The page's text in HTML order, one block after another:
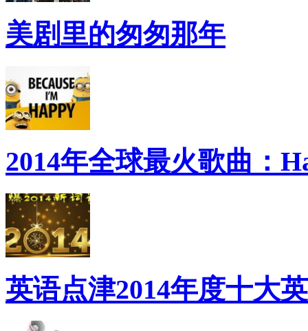
美剧里的匆匆那年
2014年全球最火歌曲：
英语点津2014年度十大